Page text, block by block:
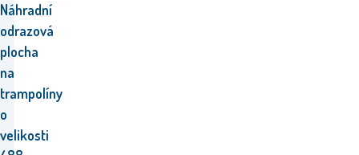
Náhradní
odrazová
plocha
na
trampolíny
o
velikosti